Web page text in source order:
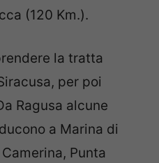
(120 Km.).
la tratta
per poi
Ragusa alcune
a Marina di
Punta